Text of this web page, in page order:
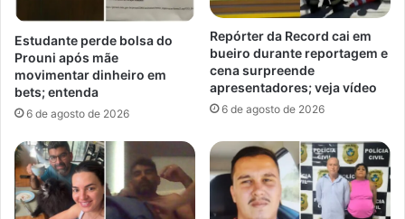
Estudante perde bolsa do
Prouni após mãe
movimentar dinheiro em
bets; entenda
6 de agosto de 2026
Repórter da Record cai em
bueiro durante reportagem e
cena surpreende
apresentadores; veja vídeo
6 de agosto de 2026